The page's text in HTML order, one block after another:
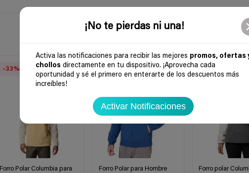
¡No te pierdas ni una!
Activa las notificaciones para recibir las mejores promos, ofertas
chollos directamente en tu dispositivo. ¡Aprovecha cada
oportunidad y sé el primero en enterarte de los descuentos más
increíbles!
Activar Notificaciones
-33%
Forro Polar Columbia para
-48%
Forro Polar para Hombre
-50%
Forro polar